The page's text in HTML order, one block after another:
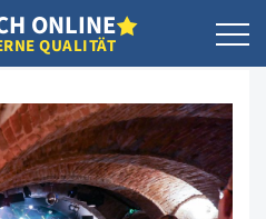
ONLINE
QUALITÄT